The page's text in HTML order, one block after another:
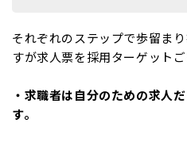
それぞれのステップで歩留ま
すが求人票を採用ターゲットご
・求職者は自分のための求人
す。